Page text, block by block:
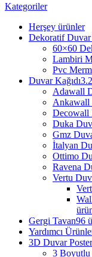
Kategoriler
Herşey ürünler
Dekoratif
60×60
Lambiri
Pvc
Duvar Kağıdı
Adawall
Ankawall
Decowall
Duka
Gmz
İtalyan
Ottimo
Ravena
Vertu
Gergi Tavan96
Yardımcı
3D Duvar
3 Boyutlu